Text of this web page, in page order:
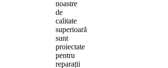
noastre
de
calitate
superioară
sunt
proiectate
pentru
reparații